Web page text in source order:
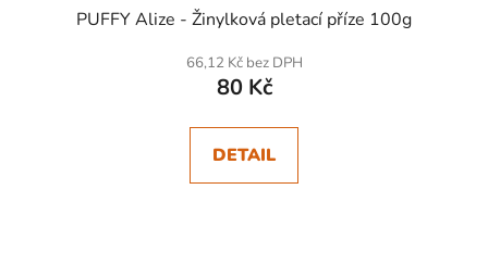
PUFFY Alize - Žinylková pletací příze 100g
66,12 Kč bez DPH
80 Kč
DETAIL